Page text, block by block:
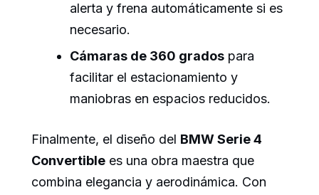
alerta y frena automáticamente si es
necesario.
Cámaras de 360 grados para
facilitar el estacionamiento y
maniobras en espacios reducidos.
Finalmente, el diseño del BMW Serie 4
Convertible es una obra maestra que
combina elegancia y aerodinámica. Con